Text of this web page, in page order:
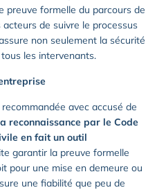
preuve formelle du parcours de
acteurs de suivre le processus
non seulement la sécurité
les intervenants.
avec accusé de
reconnaissance par le Code
en fait un outil
garantir la preuve formelle
pour une mise en demeure ou
une fiabilité que peu de